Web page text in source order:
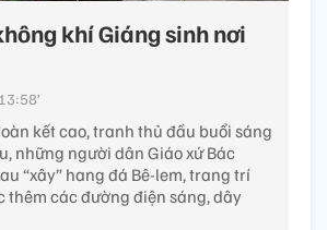
khí Giáng sinh nơi
kết cao, tranh thủ đầu buổi sáng
những người dân Giáo xứ Bác
“xây” hang đá Bê-lem, trang trí
thêm các đường điện sáng, dây